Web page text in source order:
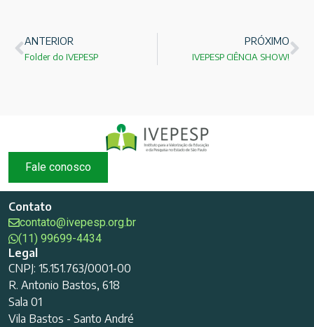
ANTERIOR
Folder do IVEPESP
PRÓXIMO
IVEPESP CIÊNCIA SHOW!
Fale conosco
Contato
contato@ivepesp.org.br
(11) 99699-4434
Legal
CNPJ: 15.151.763/0001-00
R. Antonio Bastos, 618
Sala 01
Vila Bastos - Santo André